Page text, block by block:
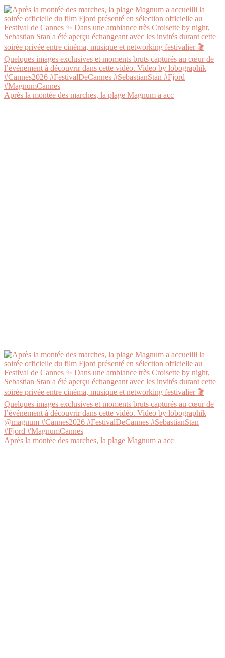
Après la montée des marches, la plage Magnum a acc
Après la montée des marches, la plage Magnum a acc